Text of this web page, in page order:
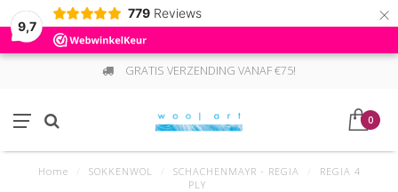
9,7
779 Reviews ×
GRATIS VERZENDING VANAF €75!
0
Home SOKKENWOL SCHACHENMAYR - REGIA
REGIA 4
PLY